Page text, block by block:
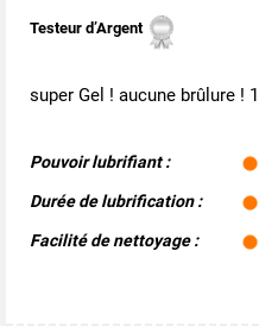
Testeur d’Argent
super Gel ! aucune brûlure !
Pouvoir lubrifiant :
Durée de lubrification :
Facilité de nettoyage :